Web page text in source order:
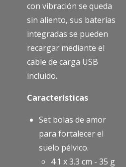
con vibración se queda
sin aliento, sus baterías
integradas se pueden
recargar mediante el
cable de carga USB
incluido.
Características
Set bolas de amor
para fortalecer el
suelo pélvico.
4.1 x 3.3 cm - 35 g